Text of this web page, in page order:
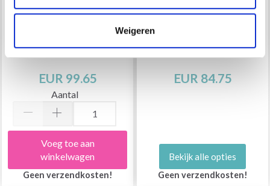
Weigeren
WOOLLY HUGS
EUR 99.65
Aantal
Voeg toe aan
winkelwagen
Geen verzendkosten!
KOUSSPELDEN (2.00-
EUR 84.75
Bekijk alle opties
Geen verzendkosten!